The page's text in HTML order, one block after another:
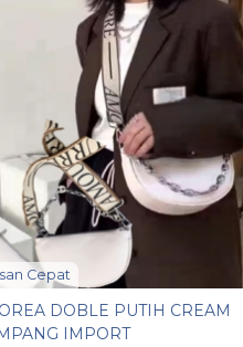
Cepat
DOBLE PUTIH CREAM
IMPORT